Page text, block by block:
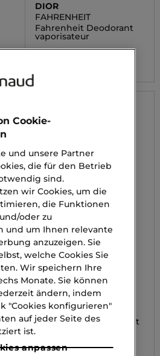
DIOR
FAHRENHEIT
Fahrenheit Deodorant
vaporisateur
DIOR
EAU SAUVAGE
Eau Sauvage Deodorant
0.00 CHF
Cookie-
und unsere Partner
die für den Betrieb
sind.
wir Cookies, um die
die Funktionen
oder zu
und um Ihnen relevante
anzuzeigen. Sie
welche Cookies Sie
Wir speichern Ihre
Monate. Sie können
ändern, indem
"Cookies konfigurieren"
auf jeder Seite des
ist.
anpassen